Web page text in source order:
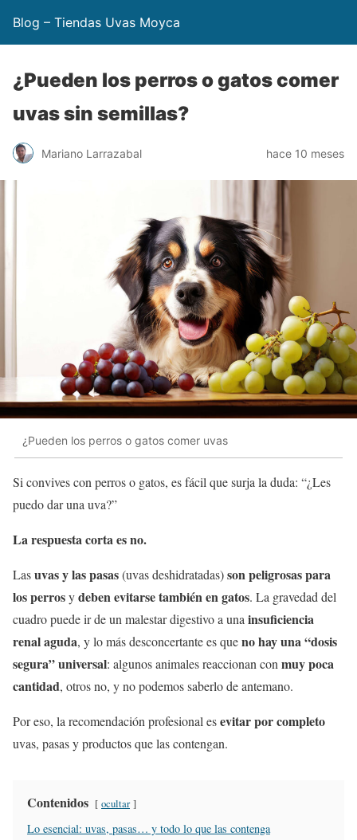
Blog – Tiendas Uvas Moyca
¿Pueden los perros o gatos comer
uvas sin semillas?
Mariano Larrazabal hace 10 meses
¿Pueden los perros o gatos comer uvas
Si convives con perros o gatos, es fácil que surja la duda: “¿Les
puedo dar una uva?”
La respuesta corta es no.
Lasuvas y las pasas(uvas deshidratadas)son peligrosas para
los perrosydeben evitarse también en gatos. La gravedad del
cuadro puede ir de un malestar digestivo a una insuficiencia
renal aguda, y lo más desconcertante es queno hay una “dosis
segura” universal: algunos animales reaccionan con muy poca
cantidad, otros no, y no podemos saberlo de antemano.
Por eso, la recomendación profesional esevitar por completo
uvas, pasas y productos que las contengan.
Contenidos ocultar
Lo esencial: uvas, pasas… y todo lo que las contenga